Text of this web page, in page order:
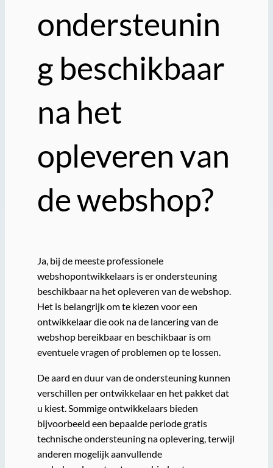
ondersteunin
g beschikbaar
na het
opleveren van
de webshop?
Ja, bij de meeste professionele
webshopontwikkelaars is er ondersteuning
beschikbaar na het opleveren van de webshop.
Het is belangrijk om te kiezen voor een
ontwikkelaar die ook na de lancering van de
webshop bereikbaar en beschikbaar is om
eventuele vragen of problemen op te lossen.
De aard en duur van de ondersteuning kunnen
verschillen per ontwikkelaar en het pakket dat
u kiest. Sommige ontwikkelaars bieden
bijvoorbeeld een bepaalde periode gratis
technische ondersteuning na oplevering, terwijl
anderen mogelijk aanvullende